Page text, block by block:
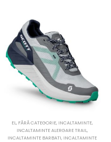
EL, FĂRĂ CATEGORIE, INCALTAMINTE,
INCALTAMINTE ALERGARE TRAIL,
INCALTAMINTE BARBATI, INCALTAMINTE